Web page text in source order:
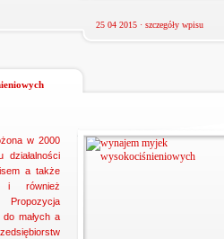
25 04 2015 · szczegóły wpisu
w 2000
działalności
a także
i również
małych a